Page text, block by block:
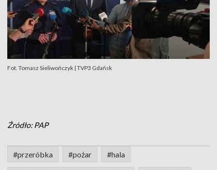
Fot. Tomasz Sieliwończyk | TVP3 Gdańsk
Źródło: PAP
#przeróbka #pożar #hala